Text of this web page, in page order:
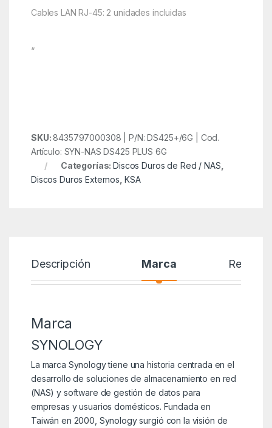
Cables LAN RJ-45: 2 unidades incluidas
“
SKU:8435797000308 | P/N: DS425+/6G | Cod.
Artículo: SYN-NAS DS425 PLUS 6G
Categorías:Discos Duros de Red / NAS
Discos Duros Externos KSA
Descripción Marca Reseñas
Marca
SYNOLOGY
La marca Synology tiene una historia centrada en el
desarrollo de soluciones de almacenamiento en red
(NAS) y software de gestión de datos para
empresas y usuarios domésticos. Fundada en
Taiwán en 2000, Synology surgió con la visión de